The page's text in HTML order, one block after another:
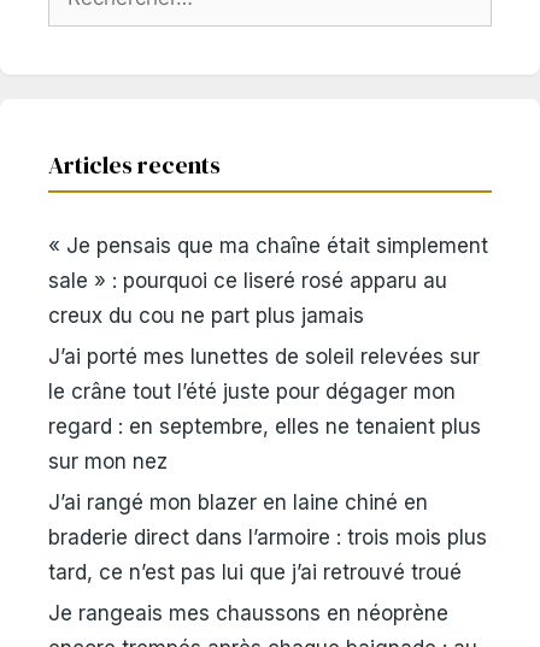
Articles recents
« Je pensais que ma chaîne était simplement
sale » : pourquoi ce liseré rosé apparu au
creux du cou ne part plus jamais
J’ai porté mes lunettes de soleil relevées sur
le crâne tout l’été juste pour dégager mon
regard : en septembre, elles ne tenaient plus
sur mon nez
J’ai rangé mon blazer en laine chiné en
braderie direct dans l’armoire : trois mois plus
tard, ce n’est pas lui que j’ai retrouvé troué
Je rangeais mes chaussons en néoprène